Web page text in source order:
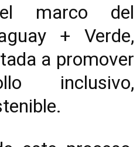
marco del
+ Verde,
a promover
inclusivo,